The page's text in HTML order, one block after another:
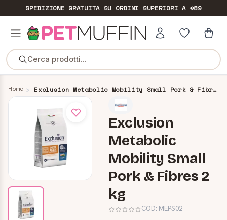
SPEDIZIONE GRATUITASU ORDINI SUPERIORI A €89
Cerca prodotti...
Home Exclusion Metabolic Mobility Small Pork & Fibres 2 kg
Exclusion
Metabolic
Mobility Small
Pork & Fibres 2
kg
COD: MEPS02